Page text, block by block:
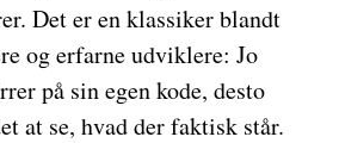
Det er en klassiker blandt
og erfarne udviklere: Jo
på sin egen kode, desto
at se, hvad der faktisk står.